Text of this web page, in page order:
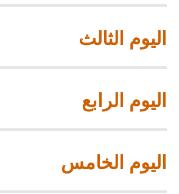
اليوم الثالث
اليوم الرابع
اليوم الخامس